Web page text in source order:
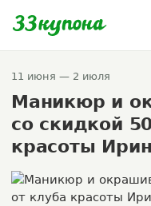
11 июня — 2 июля
Маникюр и
со скидкой
красоты